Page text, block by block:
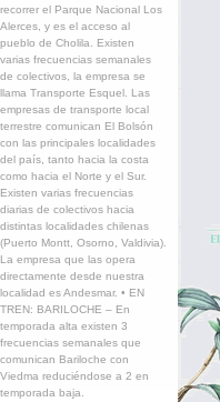
recorrer el Parque Nacional Los
Alerces, y es el acceso al
pueblo de Cholila. Existen
varias frecuencias semanales
de colectivos, la empresa se
llama Transporte Esquel. Las
empresas de transporte local
terrestre comunican El Bolsón
con las principales localidades
del país, tanto hacia la costa
como hacia el Norte y el Sur.
Existen varias frecuencias
diarias de colectivos hacia
distintas localidades chilenas
(Puerto Montt, Osorno, Valdivia).
La empresa que las opera
directamente desde nuestra
localidad es Andesmar. • EN
TREN: BARILOCHE – En
temporada alta existen 3
frecuencias semanales que
comunican Bariloche con
Viedma reduciéndose a 2 en
temporada baja.